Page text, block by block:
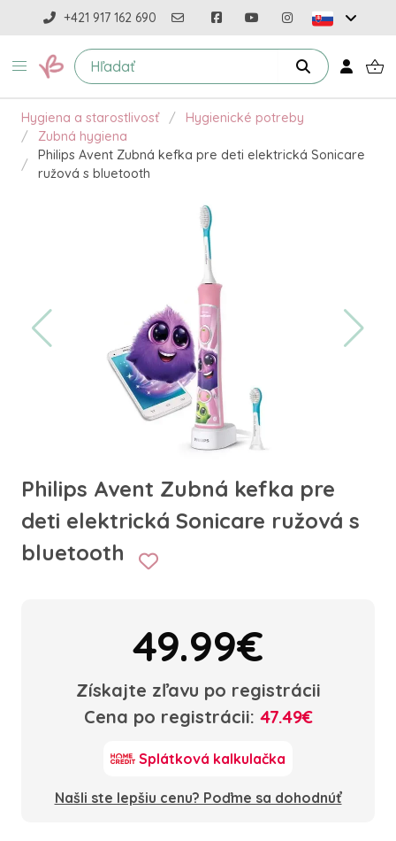
+421 917 162 690
Hygiena a starostlivosť
Hygienické potreby
Zubná hygiena
Philips Avent Zubná kefka pre deti elektrická Sonicare
ružová s bluetooth
Philips Avent Zubná kefka pre
deti elektrická Sonicare ružová s
bluetooth
49.99€
Získajte zľavu po registrácii
Cena po registrácii: 47.49€
Splátková kalkulačka
Našli ste lepšiu cenu? Poďme sa dohodnúť